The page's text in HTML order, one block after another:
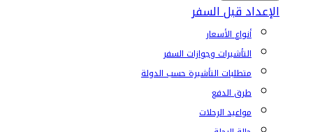
الإعداد قبل السفر
أنواع الأسعار
التأشيرات وجوازات السفر
متطلبات التأشيرة حسب الدولة
طرق الدفع
مواعيد الرحلات